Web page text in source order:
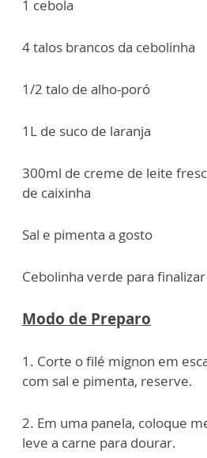
1 cebola
4 talos brancos da cebolinha
1/2 talo de alho-poró
1L de suco de laranja
300ml de creme de leite
de caixinha
Sal e pimenta a gosto
Cebolinha verde para finalizar
Modo de Preparo
1. Corte o filé mignon em
com sal e pimenta, reserve.
2. Em uma panela, coloque
leve a carne para dourar.